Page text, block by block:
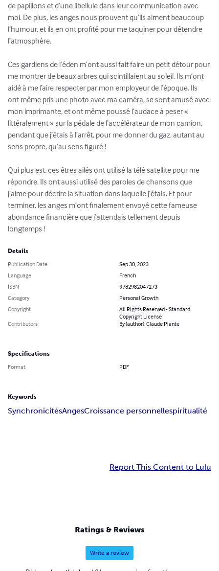
de papillons et d’une libellule dans leur communication avec
moi. De plus, les anges nous prouvent qu’ils aiment beaucoup
l’humour, et ils en ont profité pour me taquiner pour détendre
l’atmosphère.
Ces gardiens de l’éden m’ont aussi fait faire un petit détour pour
me montrer de beaux arbres qui scintillaient au soleil. Ils m’ont
aidé à me faire respecter par mon employeur de l’époque. Ils
ont même pris une photo avec ma caméra, se sont amusé avec
mon imprimante, et ont même poussé l’audace à peser «
littéralement » sur la pédale de l’accélérateur de mon camion,
pendant que j’étais à l’arrêt, pour me donner du gaz, autant au
sens propre, qu’au sens figuré !
Qui plus est, ces êtres ailés ont utilisé la télé satellite pour me
répondre. Ils ont aussi utilisé des paroles de chansons que
j’aime pour décrire la situation dans laquelle j’étais. Et pour
terminer, les anges m’ont finalement envoyé cette fameuse
abondance financière que j’attendais tellement depuis
longtemps !
Details
Publication Date
Sep 30, 2023
Language
French
ISBN
9782982047273
Category
Personal Growth
Copyright
All Rights Reserved - Standard
Copyright License
Contributors
By (author): Claude Plante
Specifications
Format PDF
Keywords
SynchronicitésAngesCroissance personnellespiritualité
Report This Content to Lulu
Ratings & Reviews
Write a review